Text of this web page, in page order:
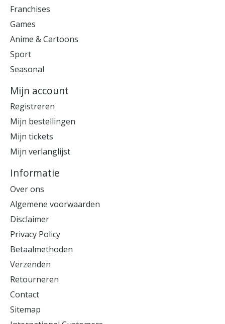
Franchises
Games
Anime & Cartoons
Sport
Seasonal
Mijn account
Registreren
Mijn bestellingen
Mijn tickets
Mijn verlanglijst
Informatie
Over ons
Algemene voorwaarden
Disclaimer
Privacy Policy
Betaalmethoden
Verzenden
Retourneren
Contact
Sitemap